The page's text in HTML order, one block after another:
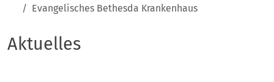
Evangelisches Bethesda Krankenhaus
Aktuelles